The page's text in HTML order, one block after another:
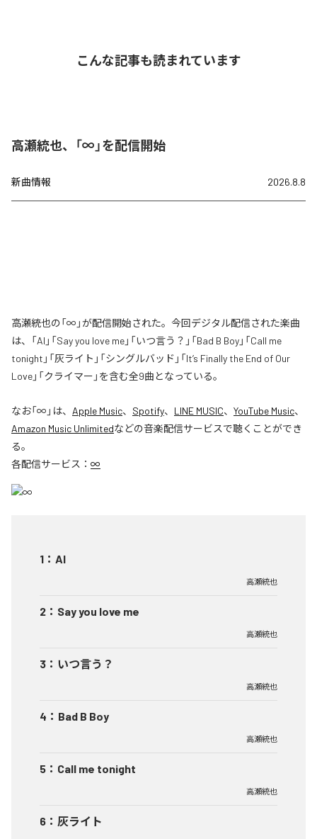
こんな記事も読まれています
高瀬統也、「∞」を配信開始
新曲情報 2026.8.8
高瀬統也の「∞」が配信開始された。今回デジタル配信された楽曲
は、「AI」「Say you love me」「いつ言う？」「Bad B Boy」「Call me
tonight」「灰ライト」「シングルバッド」「It’s Finally the End of Our
Love」「クライマー」を含む全9曲となっている。
なお「∞ 」は、 Apple Music、 Spotify、 LINE MUSIC、 YouTube Music、
Amazon Music Unlimitedなどの音楽配信サービスで聴くことができ
る。
各配信サービス： ∞
1 ： AI
高瀬統也
2 ： Say you love me
高瀬統也
3 ： いつ言う？
高瀬統也
4 ： Bad B Boy
高瀬統也
5 ： Call me tonight
高瀬統也
6 ： 灰ライト